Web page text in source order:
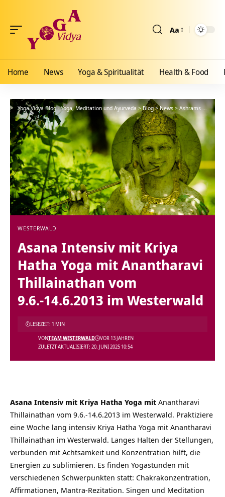
Aa
Home News Yoga & Spiritualität Health & Food
Yoga Vidya Blog - Yoga, Meditation und Ayurveda>Blog>News > Ashrams>
WESTERWALD
Asana Intensiv mit Kriya
Hatha Yoga mit Anantharavi
Thillainathan vom
9.6.-14.6.2013 im Westerwald
ZULETZT AKTUALISIERT: 20. JUNI 2025 10:54
VONTEAM WESTERWALD VOR 13 JAHREN
LESEZEIT: 1 MIN
Asana Intensiv mit Kriya Hatha Yoga mit Anantharavi
Thillainathan vom 9.6.-14.6.2013 im Westerwald. Praktiziere
eine Woche lang intensiv Kriya Hatha Yoga mit Anantharavi
Thillainathan im Westerwald. Langes Halten der Stellungen,
verbunden mit Achtsamkeit und Konzentration hilft, die
Energien zu sublimieren. Es finden Yogastunden mit
verschiedenen Schwerpunkten statt: Chakrakonzentration,
Affirmationen, Mantra-Rezitation. Singen und Meditation